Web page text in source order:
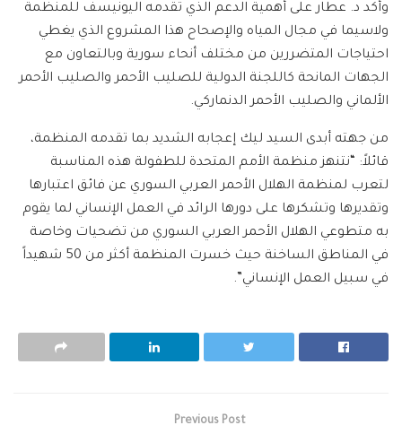
وأكد د. عطار على أهمية الدعم الذي تقدمه اليونيسف للمنظمة
ولاسيما في مجال المياه والإصحاح هذا المشروع الذي يغطي
احتياجات المتضررين من مختلف أنحاء سورية وبالتعاون مع
الجهات المانحة كاللجنة الدولية للصليب الأحمر والصليب الأحمر
الألماني والصليب الأحمر الدنماركي.
من جهته أبدى السيد ليك إعجابه الشديد بما تقدمه المنظمة،
قائلاً: “نتنهز منظمة الأمم المتحدة للطفولة هذه المناسبة
لتعرب لمنظمة الهلال الأحمر العربي السوري عن فائق اعتبارها
وتقديرها وتشكرها على دورها الرائد في العمل الإنساني لما يقوم
به متطوعي الهلال الأحمر العربي السوري من تضحيات وخاصة
في المناطق الساخنة حيث خسرت المنظمة أكثر من 50 شهيداً
في سبيل العمل الإنساني”.
Previous Post